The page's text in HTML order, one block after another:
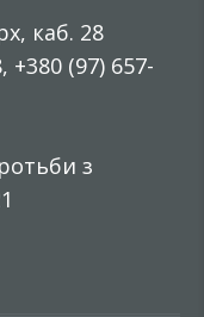
каб. 28
+380 (97) 657-
з